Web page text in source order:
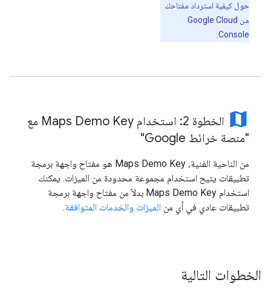
حول كيفية استرداد مفتاحك
من Google Cloud
Console.
map
الخطوة 2: استخدام Maps Demo Key مع
"منصة خرائط Google"
من الناحية الفنية، Maps Demo Key هو مفتاح واجهة برمجة
تطبيقات يتيح استخدام مجموعة محدودة من الميزات. يمكنك
استخدام Maps Demo Key بدلاً من مفتاح واجهة برمجة
تطبيقات عادي في أي من الميزات والخدمات المتوافقة.
الخطوات التالية